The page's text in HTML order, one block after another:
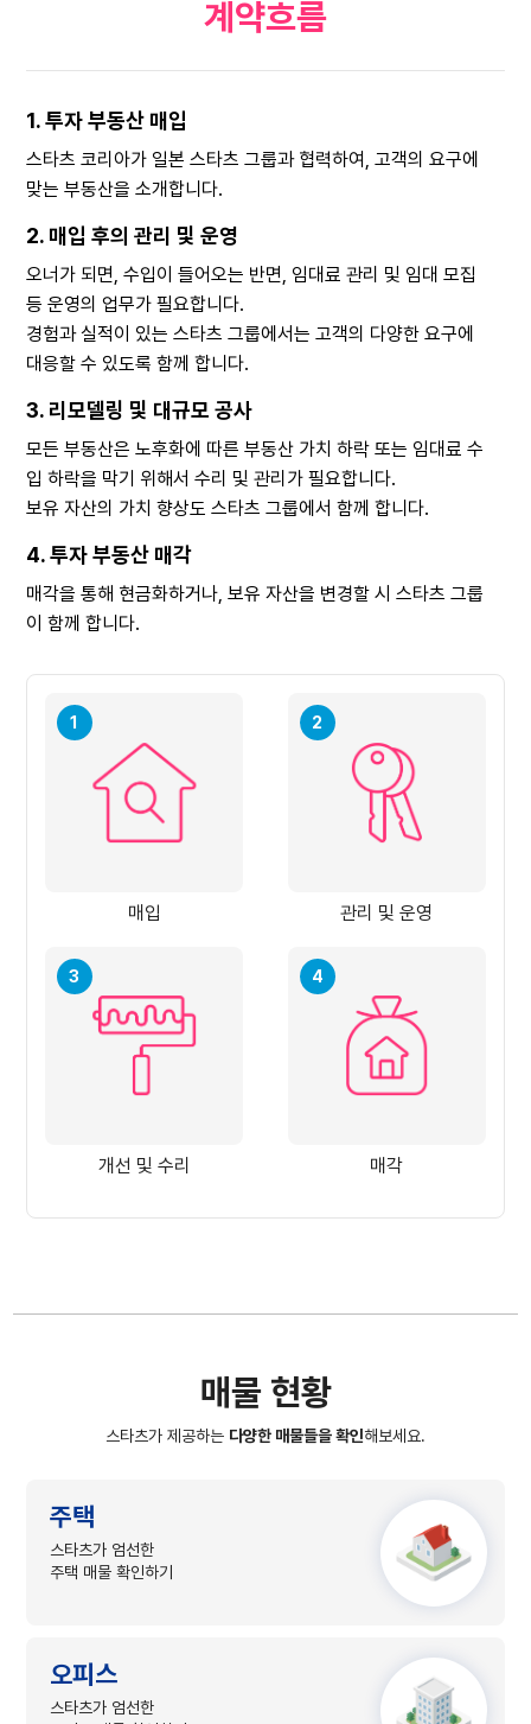
계약흐름
1. 투자 부동산 매입
스타츠 코리아가 일본 스타츠 그룹과 협력하여, 고객의 요구에
맞는 부동산을 소개합니다.
2. 매입 후의 관리 및 운영
오너가 되면, 수입이 들어오는 반면, 임대료 관리 및 임대 모집
등 운영의 업무가 필요합니다.
경험과 실적이 있는 스타츠 그룹에서는 고객의 다양한 요구에
대응할 수 있도록 함께 합니다.
3. 리모델링 및 대규모 공사
모든 부동산은 노후화에 따른 부동산 가치 하락 또는 임대료 수
입 하락을 막기 위해서 수리 및 관리가 필요합니다.
보유 자산의 가치 향상도 스타츠 그룹에서 함께 합니다.
4. 투자 부동산 매각
매각을 통해 현금화하거나, 보유 자산을 변경할 시 스타츠 그룹
이 함께 합니다.
매입 관리 및 운영
개선 및 수리 매각
매물 현황
스타츠가 제공하는 다양한 매물들을 확인해보세요.
주택
스타츠가 엄선한
주택 매물 확인하기
오피스
스타츠가 엄선한